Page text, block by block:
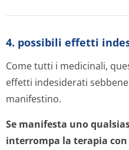
4. possibili effetti
Come tutti i medicinali,
effetti indesiderati
manifestino.
Se manifesta uno
interrompa la terapia